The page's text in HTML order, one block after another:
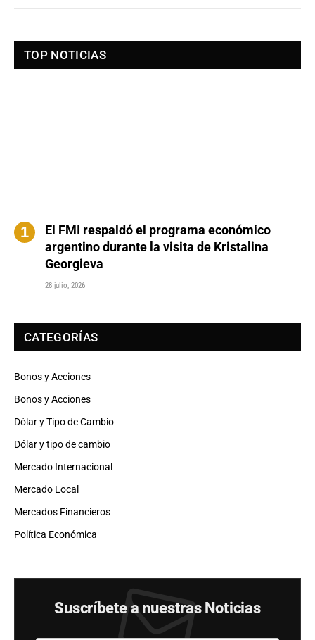
TOP NOTICIAS
El FMI respaldó el programa económico
argentino durante la visita de Kristalina
Georgieva
28 julio, 2026
CATEGORÍAS
Bonos y Acciones
Bonos y Acciones
Dólar y Tipo de Cambio
Dólar y tipo de cambio
Mercado Internacional
Mercado Local
Mercados Financieros
Política Económica
Suscríbete a nuestras Noticias